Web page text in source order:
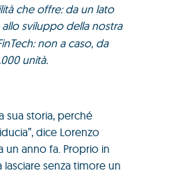
che offre: da un lato
sviluppo della nostra
non a caso, da
unità.
sua storia, perché
dice Lorenzo
un anno fa. Proprio in
senza timore un